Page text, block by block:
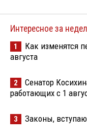
Интересное за
1
Как изменятся
августа
2
Сенатор
работающих с 1
3 Законы,